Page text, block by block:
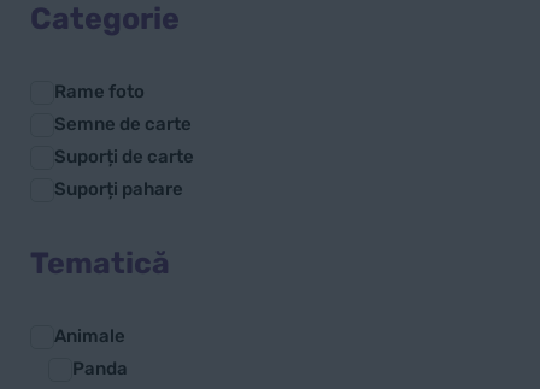
Categorie
Rame foto
Semne de carte
Suporți de carte
Suporți pahare
Tematică
Animale
Panda